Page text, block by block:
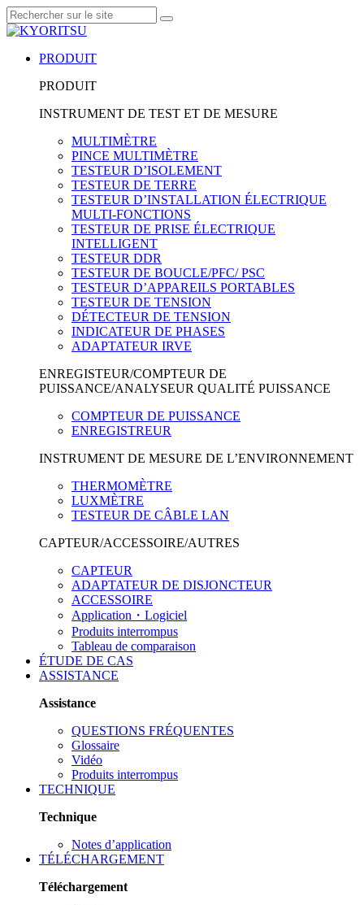
PRODUIT
PRODUIT
INSTRUMENT DE TEST ET DE MESURE
MULTIMÈTRE
PINCE MULTIMÈTRE
TESTEUR D’ISOLEMENT
TESTEUR DE TERRE
TESTEUR D’INSTALLATION ÉLECTRIQUE
MULTI-FONCTIONS
TESTEUR DE PRISE ÉLECTRIQUE
INTELLIGENT
TESTEUR DDR
TESTEUR DE BOUCLE/PFC/ PSC
TESTEUR D’APPAREILS PORTABLES
TESTEUR DE TENSION
DÉTECTEUR DE TENSION
INDICATEUR DE PHASES
ADAPTATEUR IRVE
ENREGISTEUR/COMPTEUR DE
PUISSANCE/ANALYSEUR QUALITÉ PUISSANCE
COMPTEUR DE PUISSANCE
ENREGISTREUR
INSTRUMENT DE MESURE DE L’ENVIRONNEMENT
THERMOMÈTRE
LUXMÈTRE
TESTEUR DE CÂBLE LAN
CAPTEUR/ACCESSOIRE/AUTRES
CAPTEUR
ADAPTATEUR DE DISJONCTEUR
ACCESSOIRE
Application・Logiciel
Produits interrompus
Tableau de comparaison
ÉTUDE DE CAS
ASSISTANCE
Assistance
QUESTIONS FRÉQUENTES
Glossaire
Vidéo
Produits interrompus
TECHNIQUE
Technique
Notes d’application
TÉLÉCHARGEMENT
Téléchargement